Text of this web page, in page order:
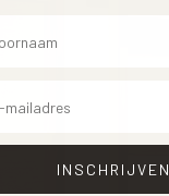
INSCHRIJVEN